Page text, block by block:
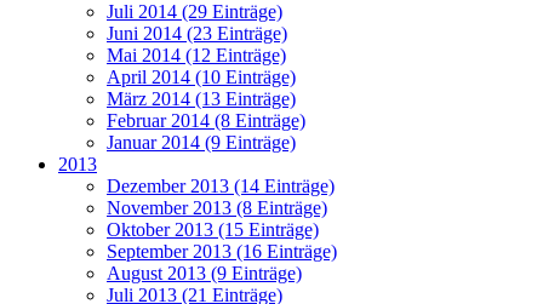
Juli 2014 (29 Einträge)
Juni 2014 (23 Einträge)
Mai 2014 (12 Einträge)
April 2014 (10 Einträge)
März 2014 (13 Einträge)
Februar 2014 (8 Einträge)
Januar 2014 (9 Einträge)
2013
Dezember 2013 (14 Einträge)
November 2013 (8 Einträge)
Oktober 2013 (15 Einträge)
September 2013 (16 Einträge)
August 2013 (9 Einträge)
Juli 2013 (21 Einträge)